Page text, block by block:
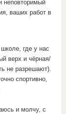
неповторимый
ваших работ в
где у нас
верх и чёрная/
не разрешают).
спортивно,
и молчу, с